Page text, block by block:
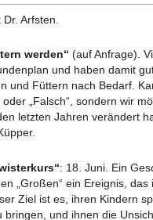
Arfsten.
werden“ (auf Anfrage).
und haben damit
und Füttern nach Bedarf.
oder „Falsch“, sondern wir
letzten Jahren verändert
: 18. Juni. Ein
„Großen“ ein Ereignis,
Ziel ist es, ihren Kindern
bringen, und ihnen die